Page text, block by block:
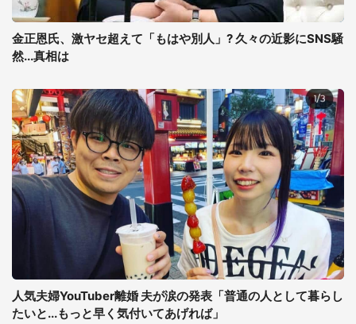
金正恩氏、激ヤセ超えて「もはや別人」? 久々の近影にSNS騒
然...真相は
人気夫婦YouTuber離婚 夫が涙の発表「普通の人として暮らし
たいと...もっと早く気付いてあげれば」